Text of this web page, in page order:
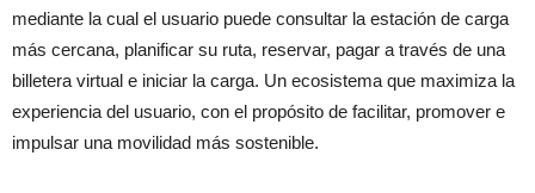
mediante la cual el usuario puede consultar la estación de carga
más cercana, planificar su ruta, reservar, pagar a través de una
billetera virtual e iniciar la carga. Un ecosistema que maximiza la
experiencia del usuario, con el propósito de facilitar, promover e
impulsar una movilidad más sostenible.